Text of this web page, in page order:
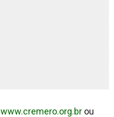
www.cremero.org.br ou